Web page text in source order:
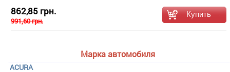
Марка автомобиля
ACURA
862,85 грн.
991,60 грн.